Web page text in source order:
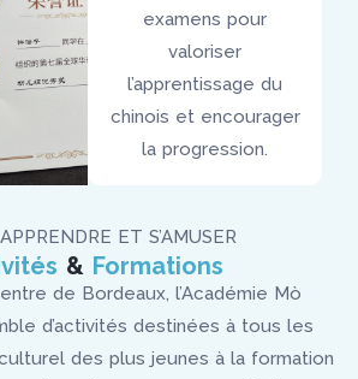
examens pour
valoriser
l’apprentissage du
chinois et encourager
la progression.
ET S’AMUSER
& Formations
de Bordeaux, l’Académie Mò
d’activités destinées à tous les
des plus jeunes à la formation